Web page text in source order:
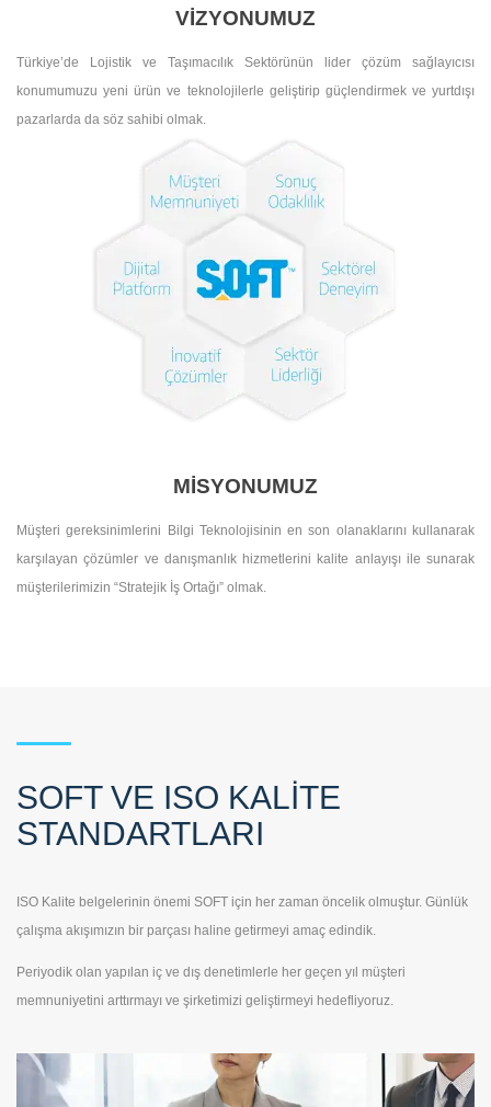
VİZYONUMUZ
Türkiye’de Lojistik ve Taşımacılık Sektörünün lider çözüm sağlayıcısı
konumumuzu yeni ürün ve teknolojilerle geliştirip güçlendirmek ve yurtdışı
pazarlarda da söz sahibi olmak.
MİSYONUMUZ
Müşteri gereksinimlerini Bilgi Teknolojisinin en son olanaklarını kullanarak
karşılayan çözümler ve danışmanlık hizmetlerini kalite anlayışı ile sunarak
müşterilerimizin “Stratejik İş Ortağı” olmak.
SOFT VE ISO KALITE
STANDARTLARI
ISO Kalite belgelerinin önemi SOFT için her zaman öncelik olmuştur. Günlük
çalışma akışımızın bir parçası haline getirmeyi amaç edindik.
Periyodik olan yapılan iç ve dış denetimlerle her geçen yıl müşteri
memnuniyetini arttırmayı ve şirketimizi geliştirmeyi hedefliyoruz.